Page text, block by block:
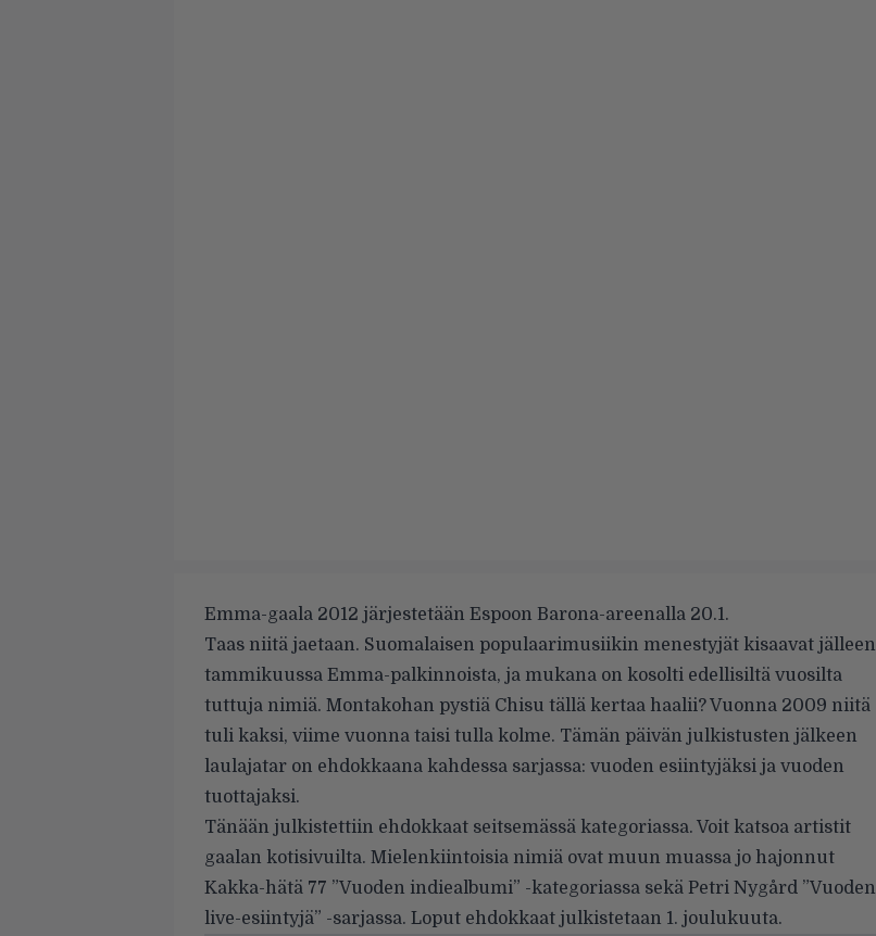
Emma-gaala 2012 järjestetään Espoon Barona-areenalla 20.1.
Taas niitä jaetaan. Suomalaisen populaarimusiikin menestyjät kisaavat jälleen
tammikuussa Emma-palkinnoista, ja mukana on kosolti edellisiltä vuosilta
tuttuja nimiä. Montakohan pystiä Chisu tällä kertaa haalii? Vuonna 2009 niitä
tuli kaksi, viime vuonna taisi tulla kolme. Tämän päivän julkistusten jälkeen
laulajatar on ehdokkaana kahdessa sarjassa: vuoden esiintyjäksi ja vuoden
tuottajaksi.
Tänään julkistettiin ehdokkaat seitsemässä kategoriassa. Voit katsoa artistit
gaalan kotisivuilta. Mielenkiintoisia nimiä ovat muun muassa jo hajonnut
Kakka-hätä 77 ”Vuoden indiealbumi” -kategoriassa sekä Petri Nygård ”Vuoden
live-esiintyjä” -sarjassa. Loput ehdokkaat julkistetaan 1. joulukuuta.